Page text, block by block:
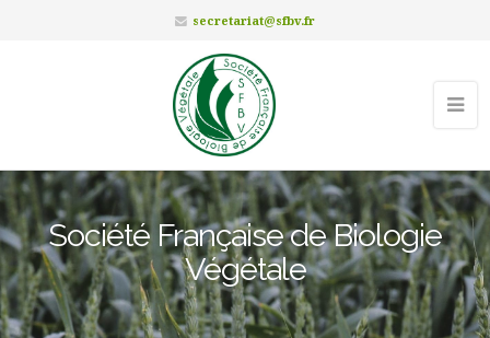
secretariat@sfbv.fr
Société Française de Biologie
Végétale